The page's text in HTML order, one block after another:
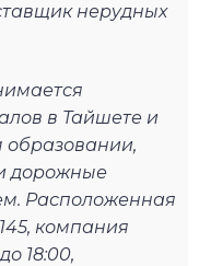
нерудных
в Тайшете и
дорожные
Расположенная
компания
18:00,